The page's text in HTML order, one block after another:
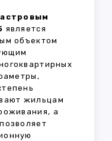
является
объектом
жильцам
а